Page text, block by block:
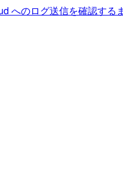
へのログ送信を確認する